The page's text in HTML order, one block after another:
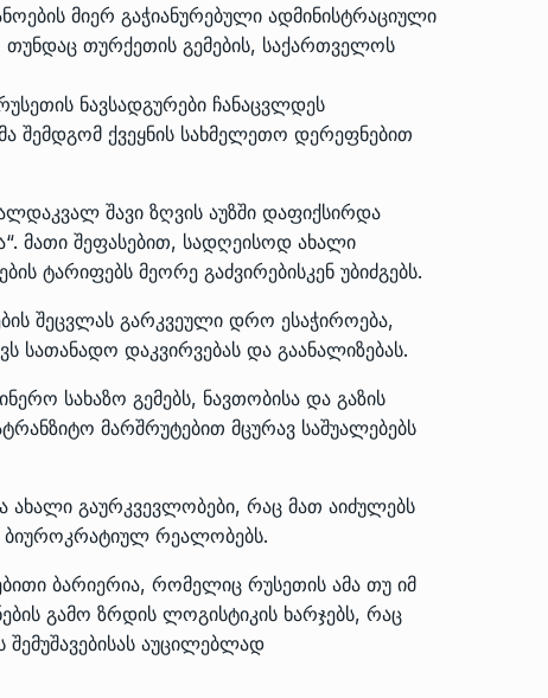
მიერ გაჭიანურებული ადმინისტრაციული
თურქეთის გემების, საქართველოს
ნავსადგურები ჩანაცვლდეს
შემდგომ ქვეყნის სახმელეთო დერეფნებით
შავი ზღვის აუზში დაფიქსირდა
მათი შეფასებით, სადღეისოდ ახალი
ტარიფებს მეორე გაძვირებისკენ უბიძგებს.
შეცვლას გარკვეული დრო ესაჭიროება,
სათანადო დაკვირვებას და გაანალიზებას.
სახაზო გემებს, ნავთობისა და გაზის
მარშრუტებით მცურავ საშუალებებს
ახალი გაურკვევლობები, რაც მათ აიძულებს
რეალობებს.
ბარიერია, რომელიც რუსეთის ამა თუ იმ
გამო ზრდის ლოგისტიკის ხარჯებს, რაც
აუცილებლად